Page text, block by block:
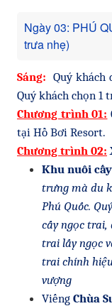
Ngày 03: PHÚ
trưa nhẹ)
Sáng: Quý khách
Quý khách chọn 1
Chương trình 01:
tại Hồ Bơi Resort.
Chương trình 02:
Khu nuôi
trưng mà du
Phú Quốc.
cấy ngọc
trai lấy ngọc
trai chính
vượng
Viếng Chùa